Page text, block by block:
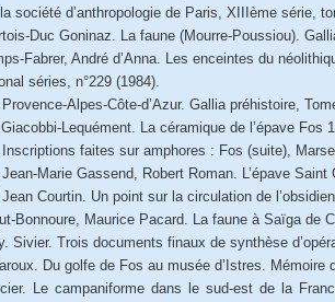
société d’anthropologie de Paris, XIIIème série,
Duc Goninaz. La faune (Mourre-Poussiou).
Fabrer, André d’Anna. Les enceintes du
séries, n°229 (1984).
Alpes-Côte-d’Azur. Gallia préhistoire,
Lequément. La céramique de l’épave Fos
Inscriptions faites sur amphores : Fos (suite),
Marie Gassend, Robert Roman. L’épave
Jean Courtin. Un point sur la circulation de
Bonnoure, Maurice Pacard. La faune à Saïga de
Sivier. Trois documents finaux de synthèse
Du golfe de Fos au musée d’Istres.
Le campaniforme dans le sud-est de la